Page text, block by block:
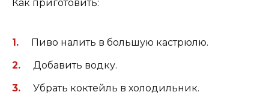
Как приготовить:
Пиво налить в большую кастрюлю.
Добавить водку.
Убрать коктейль в холодильник.